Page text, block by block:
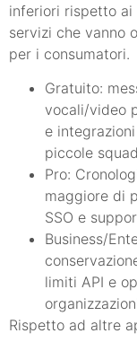
inferiori rispetto ai
servizi che vanno
per i consumatori.
Gratuito:
vocali/video
e
piccole
Pro:
maggiore di
SSO e
Business/
limiti API e
Rispetto ad altre